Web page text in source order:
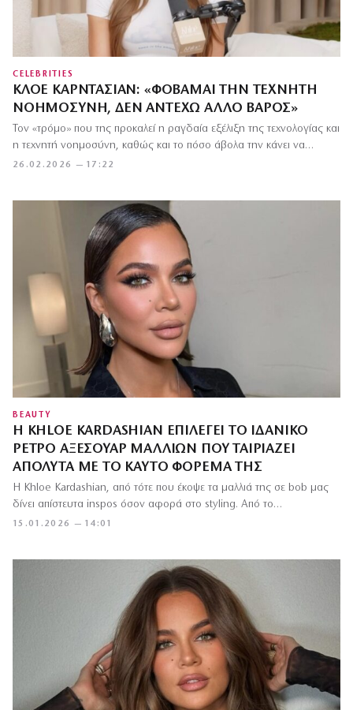
CELEBRITIES
ΚΛΌΕ ΚΑΡΝΤΆΣΙΑΝ: «ΦΟΒΆΜΑΙ ΤΗΝ ΤΕΧΝΗΤΉ
ΝΟΗΜΟΣΎΝΗ, ΔΕΝ ΑΝΤΈΧΩ ΆΛΛΟ ΒΆΡΟΣ»
26.02.2026 — 17:22
Τον «τρόμο» που της προκαλεί η ραγδαία εξέλιξη της τεχνολογίας και
η τεχνητή νοημοσύνη, καθώς και το πόσο άβολα την κάνει να…
BEAUTY
Η KHLOE KARDASHIAN ΕΠΙΛΈΓΕΙ ΤΟ ΙΔΑΝΙΚΌ
ΡΕΤΡΌ ΑΞΕΣΟΥΆΡ ΜΑΛΛΙΏΝ ΠΟΥ ΤΑΙΡΙΆΖΕΙ
ΑΠΌΛΥΤΑ ΜΕ ΤΟ ΚΑΥΤΌ ΦΌΡΕΜΆ ΤΗΣ
15.01.2026 — 14:01
Η Khloe Kardashian, από τότε που έκοψε τα μαλλιά της σε bob μας
δίνει απίστευτα inspos όσον αφορά στο styling. Από το…